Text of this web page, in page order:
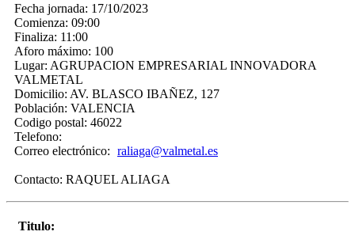
Fecha jornada: 17/10/2023
Comienza: 09:00
Finaliza: 11:00
Aforo máximo: 100
Lugar: AGRUPACION EMPRESARIAL INNOVADORA
VALMETAL
Domicilio: AV. BLASCO IBAÑEZ, 127
Población: VALENCIA
Codigo postal: 46022
Telefono:
Correo electrónico: raliaga@valmetal.es
Contacto: RAQUEL ALIAGA
Titulo: